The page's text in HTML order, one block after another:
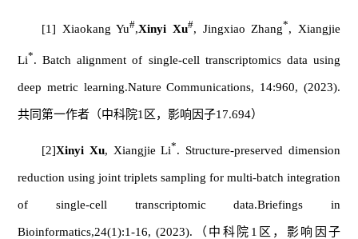
[1] Xiaokang Yu#,Xinyi Xu#, Jingxiao Zhang*, Xiangjie
Li*. Batch alignment of single-cell transcriptomics data using
deep metric learning.NatureCommunications, 14:960, (2023).
共同第一作者（中科院1区，影响因子17.694）
[2]Xinyi Xu, Xiangjie Li*. Structure-preserved dimension
reduction using joint triplets sampling for multi-batch integration
of single-cell transcriptomic data.Briefings in
Bioinformatics,24(1):1-16, (2023).（中科院1区，影响因子